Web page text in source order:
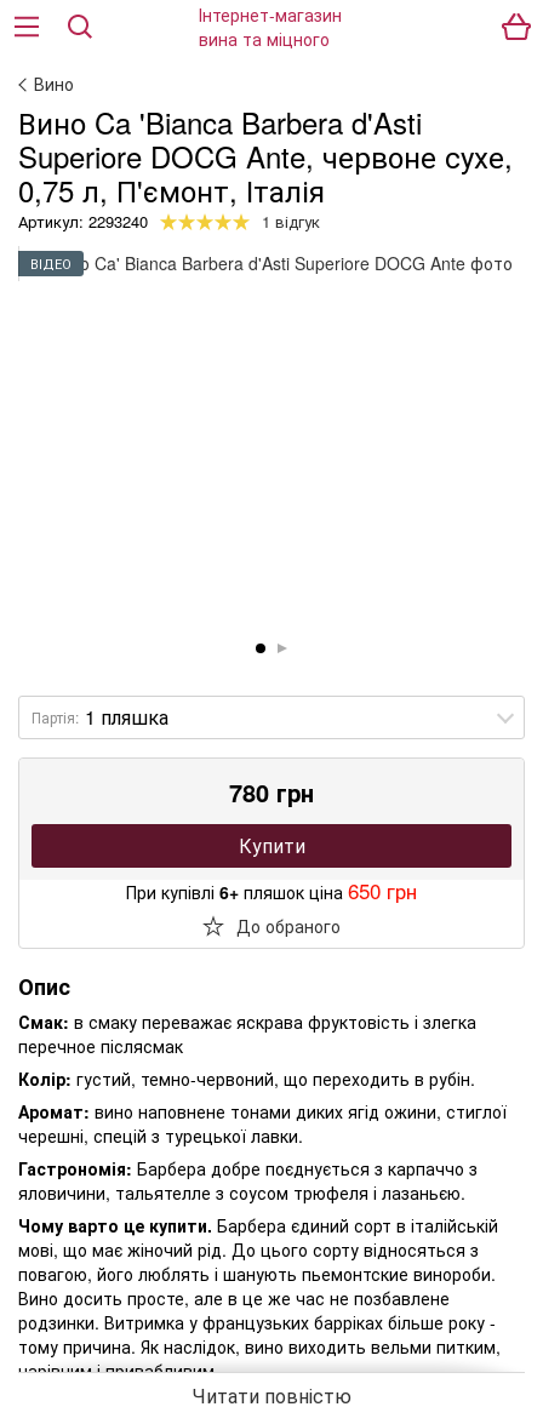
Вино
Вино Ca 'Bianca Barbera d'Asti
Superiore DOCG Ante, червоне сухе,
0,75 л, П'ємонт, Італія
Артикул: 2293240 1 відгук
ВІДЕО
Партія:
780 грн
Купити
При купівлі 6+ пляшок ціна 650 грн
До обраного
Опис
Смак: в смаку переважає яскрава фруктовість і злегка
перечное післясмак
Колір: густий, темно-червоний, що переходить в рубін.
Аромат: вино наповнене тонами диких ягід ожини, стиглої
черешні, спецій з турецької лавки.
Гастрономія: Барбера добре поєднується з карпаччо з
яловичини, тальятелле з соусом трюфеля і лазаньєю.
Чому варто це купити. Барбера єдиний сорт в італійській
мові, що має жіночий рід. До цього сорту відносяться з
повагою, його люблять і шанують пьемонтские винороби.
Вино досить просте, але в це же час не позбавлене
родзинки. Витримка у французьких барріках більше року -
тому причина. Як наслідок, вино виходить вельми питким,
чарівним і привабливим.
Читати повністю